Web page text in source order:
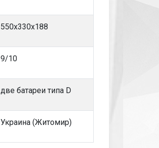
550х330х188
9/10
две батареи типа D
Украина (Житомир)